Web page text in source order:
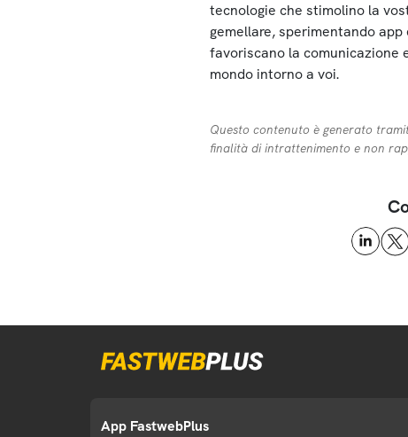
tecnologie che stimolino la
gemellare, sperimentando
favoriscano la comunicazione
mondo intorno a voi.
Questo contenuto è generato
finalità di intrattenimento e non
App FastwebPlus